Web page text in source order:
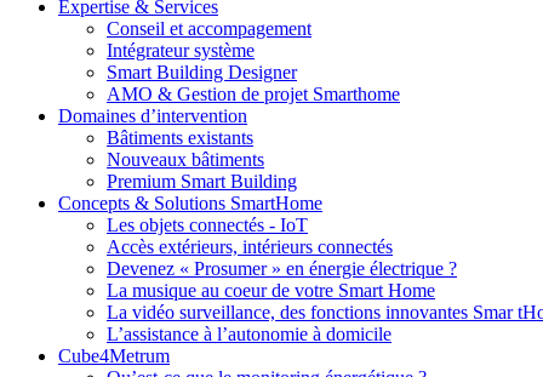
Expertise & Services
Conseil et accompagement
Intégrateur système
Smart Building Designer
AMO & Gestion de projet Smarthome
Domaines d’intervention
Bâtiments existants
Nouveaux bâtiments
Premium Smart Building
Concepts & Solutions SmartHome
Les objets connectés - IoT
Accès extérieurs, intérieurs connectés
Devenez « Prosumer » en énergie électrique ?
La musique au coeur de votre Smart Home
La vidéo surveillance, des fonctions innovantes Smar
L’assistance à l’autonomie à domicile
Cube4Metrum